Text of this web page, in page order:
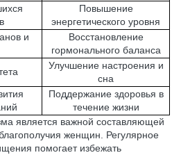
Повышение
энергетического уровня
и
Восстановление
гормонального баланса
Улучшение настроения и
сна
Поддержание здоровья в
течение жизни
является важной составляющей
женщин. Регулярное
помогает избежать